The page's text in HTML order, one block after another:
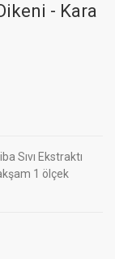
- Kara
Sıvı Ekstraktı
1 ölçek